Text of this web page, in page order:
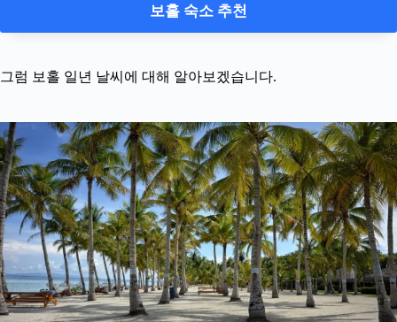
보홀 숙소 추천
그럼 보홀 일년 날씨에 대해 알아보겠습니다.